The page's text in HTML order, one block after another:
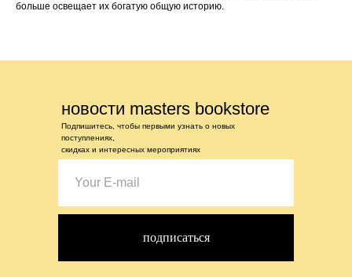
больше освещает их богатую общую историю.
новости masters bookstore
Подпишитесь, чтобы первыми узнать о новых
поступлениях,
скидках и интересных мероприятиях
подписаться